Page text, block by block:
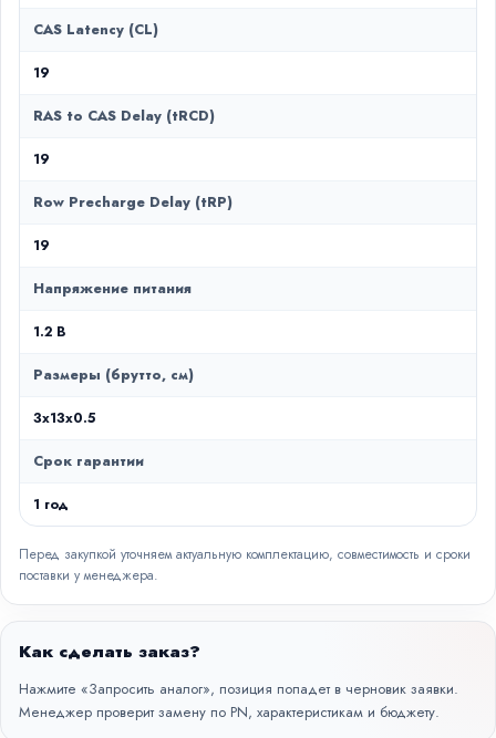
CAS Latency (CL)
19
RAS to CAS Delay (tRCD)
19
Row Precharge Delay (tRP)
19
Напряжение питания
1.2 В
Размеры (брутто, см)
3x13x0.5
Срок гарантии
1 год
Перед закупкой уточняем актуальную комплектацию, совместимость и сроки
поставки у менеджера.
Как сделать заказ?
Нажмите «Запросить аналог», позиция попадет в черновик заявки.
Менеджер проверит замену по PN, характеристикам и бюджету.